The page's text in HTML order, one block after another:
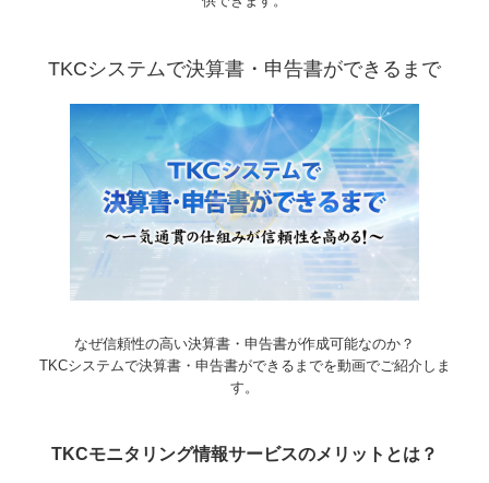
TKCシステムで決算書・申告書ができるまで
なぜ信頼性の高い決算書・申告書が作成可能なのか？
TKCシステムで決算書・申告書ができるまでを動画でご紹介しま
す。
TKCモニタリング情報サービスのメリットとは？